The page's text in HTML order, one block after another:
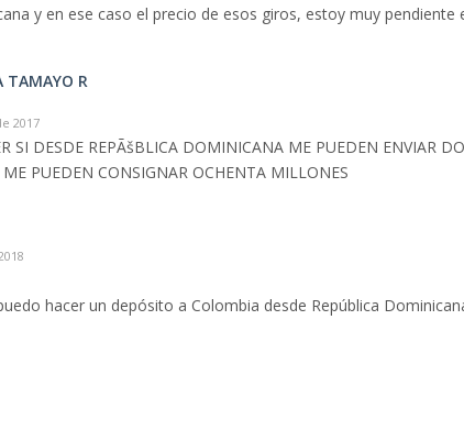
y en ese caso el precio de esos giros, estoy muy pendiente
TAMAYO R
2017
SI DESDE REPÃšBLICA DOMINICANA ME PUEDEN ENVIAR
ME PUEDEN CONSIGNAR OCHENTA MILLONES
hacer un depósito a Colombia desde República